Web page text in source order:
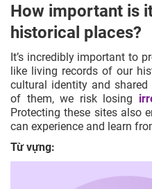
How important is
historical places?
It’s incredibly important to
like living records of our
cultural identity and shared
of them, we risk losing
Protecting these sites also
can experience and learn
Từ vựng: